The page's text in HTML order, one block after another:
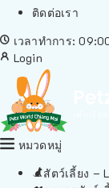
ติดต่อเรา
เวลาทำการ:
Login
หมวดหมู่
สัตว์เลี้ยง –